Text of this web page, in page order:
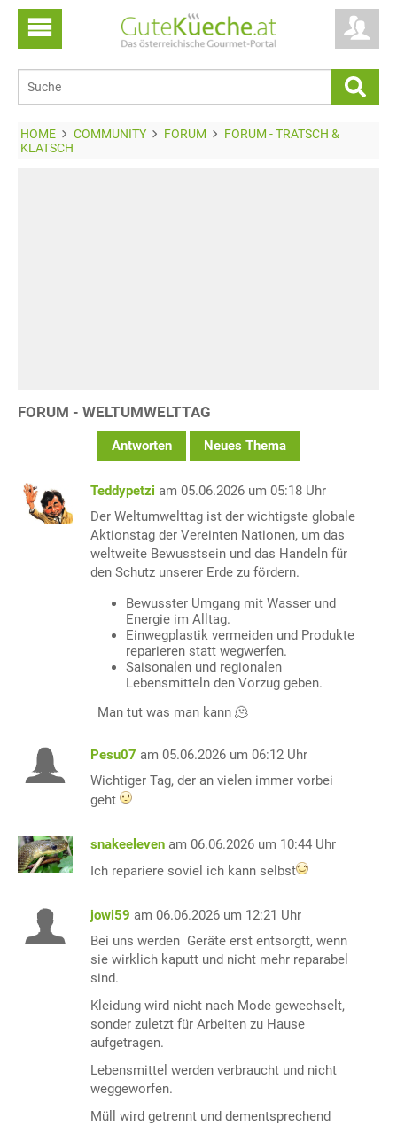
HOME COMMUNITY FORUM
FORUM - TRATSCH &
KLATSCH
FORUM - WELTUMWELTTAG
Antworten Neues Thema
Teddypetzi am 05.06.2026 um 05:18 Uhr
Der Weltumwelttag ist der wichtigste globale
Aktionstag der Vereinten Nationen, um das
weltweite Bewusstsein und das Handeln für
den Schutz unserer Erde zu fördern.
Bewusster Umgang mit Wasser und
Energie im Alltag.
Einwegplastik vermeiden und Produkte
reparieren statt wegwerfen.
Saisonalen und regionalen
Lebensmitteln den Vorzug geben.
Man tut was man kann 🫠
Pesu07 am 05.06.2026 um 06:12 Uhr
Wichtiger Tag, der an vielen immer vorbei
geht
snakeeleven am 06.06.2026 um 10:44 Uhr
Ich repariere soviel ich kann selbst
jowi59 am 06.06.2026 um 12:21 Uhr
Bei uns werden Geräte erst entsorgtt, wenn
sie wirklich kaputt und nicht mehr reparabel
sind.
Kleidung wird nicht nach Mode gewechselt,
sonder zuletzt für Arbeiten zu Hause
aufgetragen.
Lebensmittel werden verbraucht und nicht
weggeworfen.
Müll wird getrennt und dementsprechend